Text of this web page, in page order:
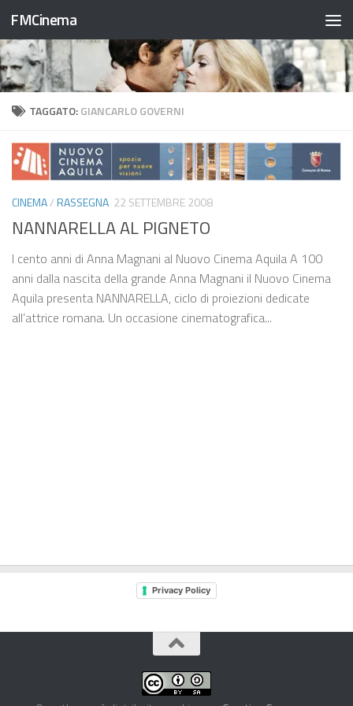
Salta al contenuto
FMCinema
TAGGATO:GIANCARLO GOVERNI
CINEMA/RASSEGNA 22 SETTEMBRE 2008
NANNARELLA AL PIGNETO
I cento anni di Anna Magnani al Nuovo Cinema Aquila A 100
anni dalla nascita della grande Anna Magnani il Nuovo Cinema
Aquila presenta NANNARELLA, ciclo di proiezioni dedicate
all’attrice romana. Un occasione cinematografica...
Privacy Policy